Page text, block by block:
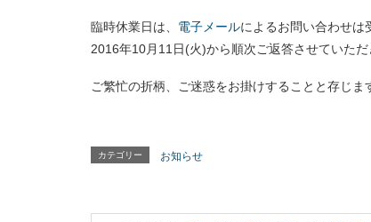
臨時休業日は、 電子メールによるお問い合わせは
2016年10月11日(火)から順次ご返答させていた
ご繁忙の折柄、ご迷惑をお掛けすることと存じま
カテゴリー お知らせ